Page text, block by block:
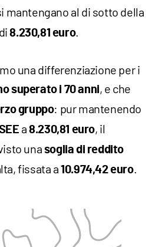
mantengano al di sotto della
8.230,81 euro.
una differenziazione per i
superato i 70 anni, e che
gruppo: pur mantenendo
a8.230,81 euro, il
una soglia di reddito
fissata a10.974,42 euro.